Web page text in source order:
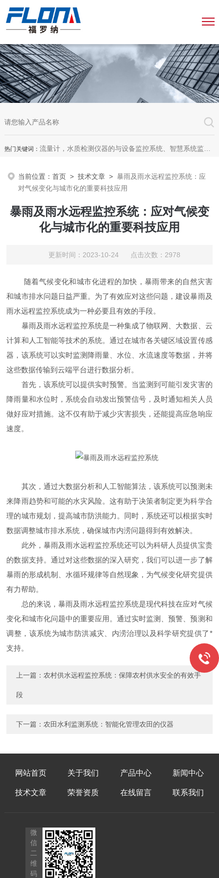
热门关键词： 流量计，水质检测仪器的与设备监控系统、智慧系统监测平台、智慧管网监测系统、园区安全生产与消防安全一体化系统
当前位置：首页 >技术文章 >暴雨及雨水远程监控系统：应
对气候变化与城市化的重要科技应用
暴雨及雨水远程监控系统：应对气候变
化与城市化的重要科技应用
更新时间：2023-10-24 点击次数：2978
随着气候变化和城市化进程的加快，暴雨带来的自然灾害
和城市排水问题日益严重。为了有效应对这些问题，建设暴雨及
雨水远程监控系统成为一种必要且有效的手段。
暴雨及雨水远程监控系统是一种集成了物联网、大数据、云
计算和人工智能等技术的系统。通过在城市各关键区域设置传感
器，该系统可以实时监测降雨量、水位、水流速度等数据，并将
这些数据传输到云端平台进行数据分析。
首先，该系统可以提供实时预警。当监测到可能引发灾害的
降雨量和水位时，系统会自动发出预警信号，及时通知相关人员
做好应对措施。这不仅有助于减少灾害损失，还能提高应急响应
速度。
其次，通过大数据分析和人工智能算法，该系统可以预测未
来降雨趋势和可能的水灾风险。这有助于决策者制定更为科学合
理的城市规划，提高城市防洪能力。同时，系统还可以根据实时
数据调整城市排水系统，确保城市内涝问题得到有效解决。
此外，暴雨及雨水远程监控系统还可以为科研人员提供宝贵
的数据支持。通过对这些数据的深入研究，我们可以进一步了解
暴雨的形成机制、水循环规律等自然现象，为气候变化研究提供
有力帮助。
总的来说，暴雨及雨水远程监控系统是现代科技在应对气候
变化和城市化问题中的重要应用。通过实时监测、预警、预测和
调整，该系统为城市防洪减灾、内涝治理以及科学研究提供了*
支持。
上一篇： 农村供水远程监控系统：保障农村供水安全的有效手
段
下一篇： 农田水利监测系统：智能化管理农田的仪器
网站首页 关于我们 产品中心 新闻中心
技术文章 荣誉资质 在线留言 联系我们
微
信
二
维
码